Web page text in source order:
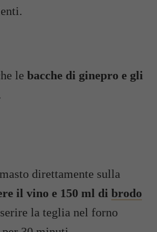
le bacche di ginepro e gli
direttamente sulla
il vino e 150 ml di brodo
la teglia nel forno